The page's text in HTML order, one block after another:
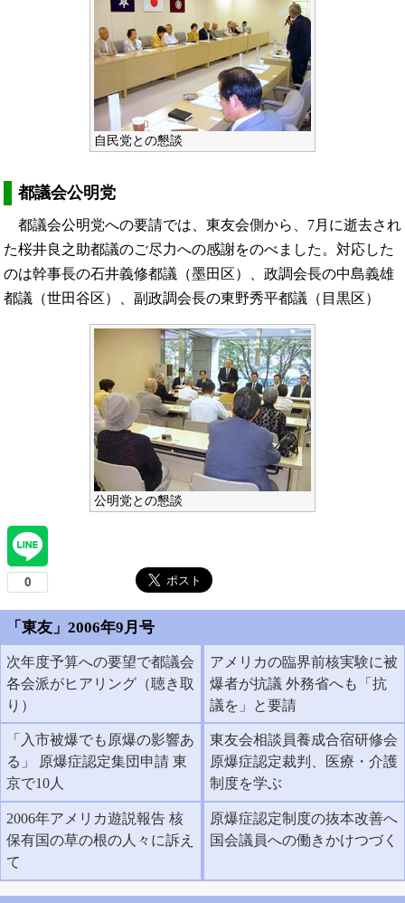
自民党との懇談
都議会公明党
都議会公明党への要請では、東友会側から、7月に逝去され
た桜井良之助都議のご尽力への感謝をのべました。対応した
のは幹事長の石井義修都議（墨田区）、政調会長の中島義雄
都議（世田谷区）、副政調会長の東野秀平都議（目黒区）
公明党との懇談
「東友」2006年9月号
次年度予算への要望で都議会
各会派がヒアリング（聴き取
り）
アメリカの臨界前核実験に被
爆者が抗議 外務省へも「抗
議を」と要請
「入市被爆でも原爆の影響あ
る」 原爆症認定集団申請 東
京で10人
東友会相談員養成合宿研修会
原爆症認定裁判、医療・介護
制度を学ぶ
2006年アメリカ遊説報告 核
保有国の草の根の人々に訴え
て
原爆症認定制度の抜本改善へ
国会議員への働きかけつづく